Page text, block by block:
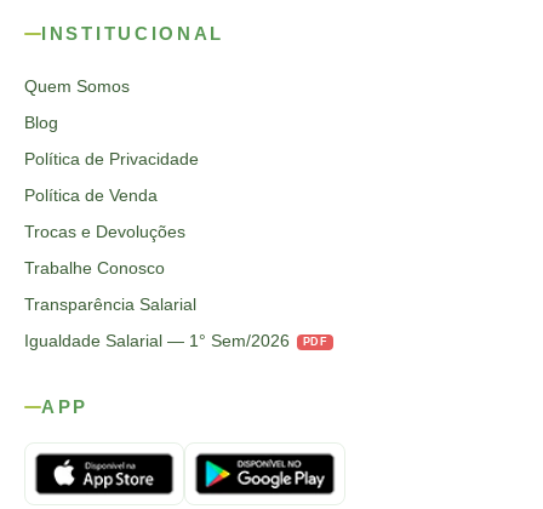
INSTITUCIONAL
Quem Somos
Blog
Política de Privacidade
Política de Venda
Trocas e Devoluções
Trabalhe Conosco
Transparência Salarial
Igualdade Salarial — 1° Sem/2026
PDF
APP